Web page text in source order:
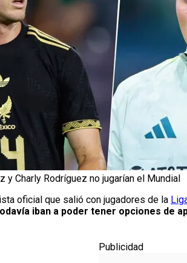
y Charly Rodríguez no jugarían el Mundial
oficial que salió con jugadores de la
iban a poder tener opciones de
Publicidad